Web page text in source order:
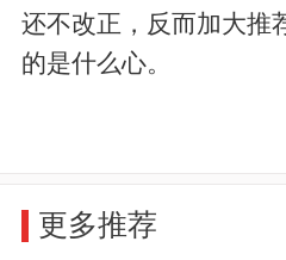
还不改正，反而加大推
的是什么心。
更多推荐